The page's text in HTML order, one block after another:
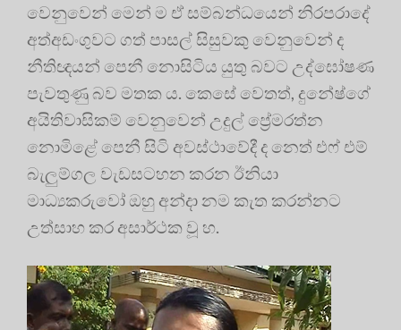
වෙනුවෙන් මෙන් ම ඒ සම්බන්ධයෙන් නිරපරාදේ
අත්අඩංගුවට ගත් පාසල් සිසුවකු වෙනුවෙන් ද
නීතිඥයන් පෙනී නොසිටිය යුතු බවට උද්ඝෝෂණ
පැවතුණු බව මතක ය. කෙසේ වෙතත්, දුනේෂ්ගේ
අයිතිවාසිකම් වෙනුවෙන් උදුල් ප්‍රේමරත්න
නොමිළේ පෙනී සිටි අවස්ථාවේදී ද නෙත් එෆ් එම්
බැලුම්ගල වැඩසටහන කරන ඊනියා
මාධ්‍යකරුවෝ ඔහු අන්දා නම කැත කරන්නට
උත්සාහ කර අසාර්ථක වූ හ.